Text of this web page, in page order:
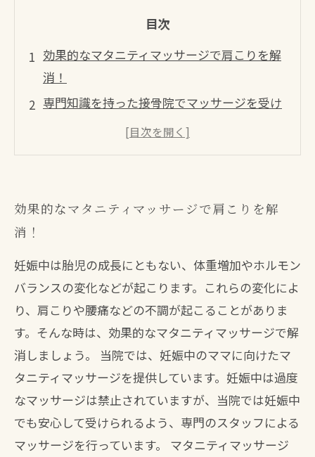
目次
効果的なマタニティマッサージで肩こりを解
消！
専門知識を持った接骨院でマッサージを受け
ママのための肩こり改善術！接骨院に相談を
効果的なマタニティマッサージで肩こりを解
消！
妊娠中は胎児の成長にともない、体重増加やホルモン
バランスの変化などが起こります。これらの変化によ
り、肩こりや腰痛などの不調が起こることがありま
す。そんな時は、効果的なマタニティマッサージで解
消しましょう。 当院では、妊娠中のママに向けたマ
タニティマッサージを提供しています。妊娠中は過度
なマッサージは禁止されていますが、当院では妊娠中
でも安心して受けられるよう、専門のスタッフによる
マッサージを行っています。 マタニティマッサージ